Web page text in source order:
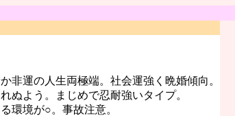
非運の人生両極端。社会運強く晩婚傾向。
ぬよう。まじめで忍耐強いタイプ。
環境が○。事故注意。